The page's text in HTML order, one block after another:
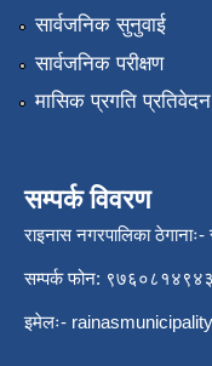
सार्वजनिक सुनुवाई
सार्वजनिक परीक्षण
मासिक प्रगति प्रतिवेदन
सम्पर्क विवरण
राइनास नगरपालिका
सम्पर्क फोन:
इमेलः-